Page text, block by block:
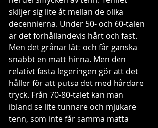
skiljer sig lite åt mellan de olika
decennierna. Under 50- och 60-talen
är det förhållandevis hårt och fast.
Men det grånar lätt och får ganska
snabbt en matt hinna. Men den
relativt fasta legeringen gör att det
håller för att putsa det med hårdare
tryck. Från 70-80-talet kan man
ibland se lite tunnare och mjukare
tenn, som inte får samma matta